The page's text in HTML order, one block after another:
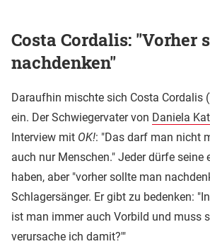
Costa Cordalis: "Vorher
nachdenken"
Daraufhin mischte sich Costa Cordalis
ein. Der Schwiegervater von Daniela
Interview mit OK!: "Das darf man nicht
auch nur Menschen." Jeder dürfe seine
haben, aber "vorher sollte man
Schlagersänger. Er gibt zu bedenken:
ist man immer auch Vorbild und muss
verursache ich damit?'"